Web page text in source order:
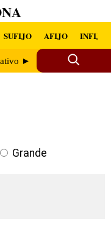
SUFIJO AFIJO INFIJO
►
Grande